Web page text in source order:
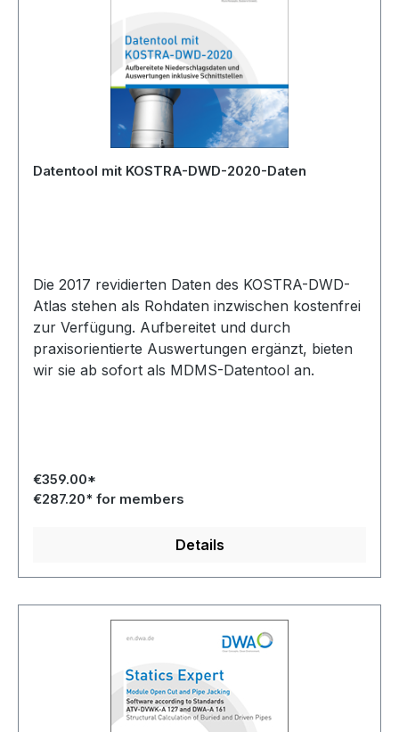
Datentool mit KOSTRA-DWD-2020-Daten
Die 2017 revidierten Daten des KOSTRA-DWD-
Atlas stehen als Rohdaten inzwischen kostenfrei
zur Verfügung. Aufbereitet und durch
praxisorientierte Auswertungen ergänzt, bieten
wir sie ab sofort als MDMS-Datentool an.
€359.00*
€287.20* for members
Details